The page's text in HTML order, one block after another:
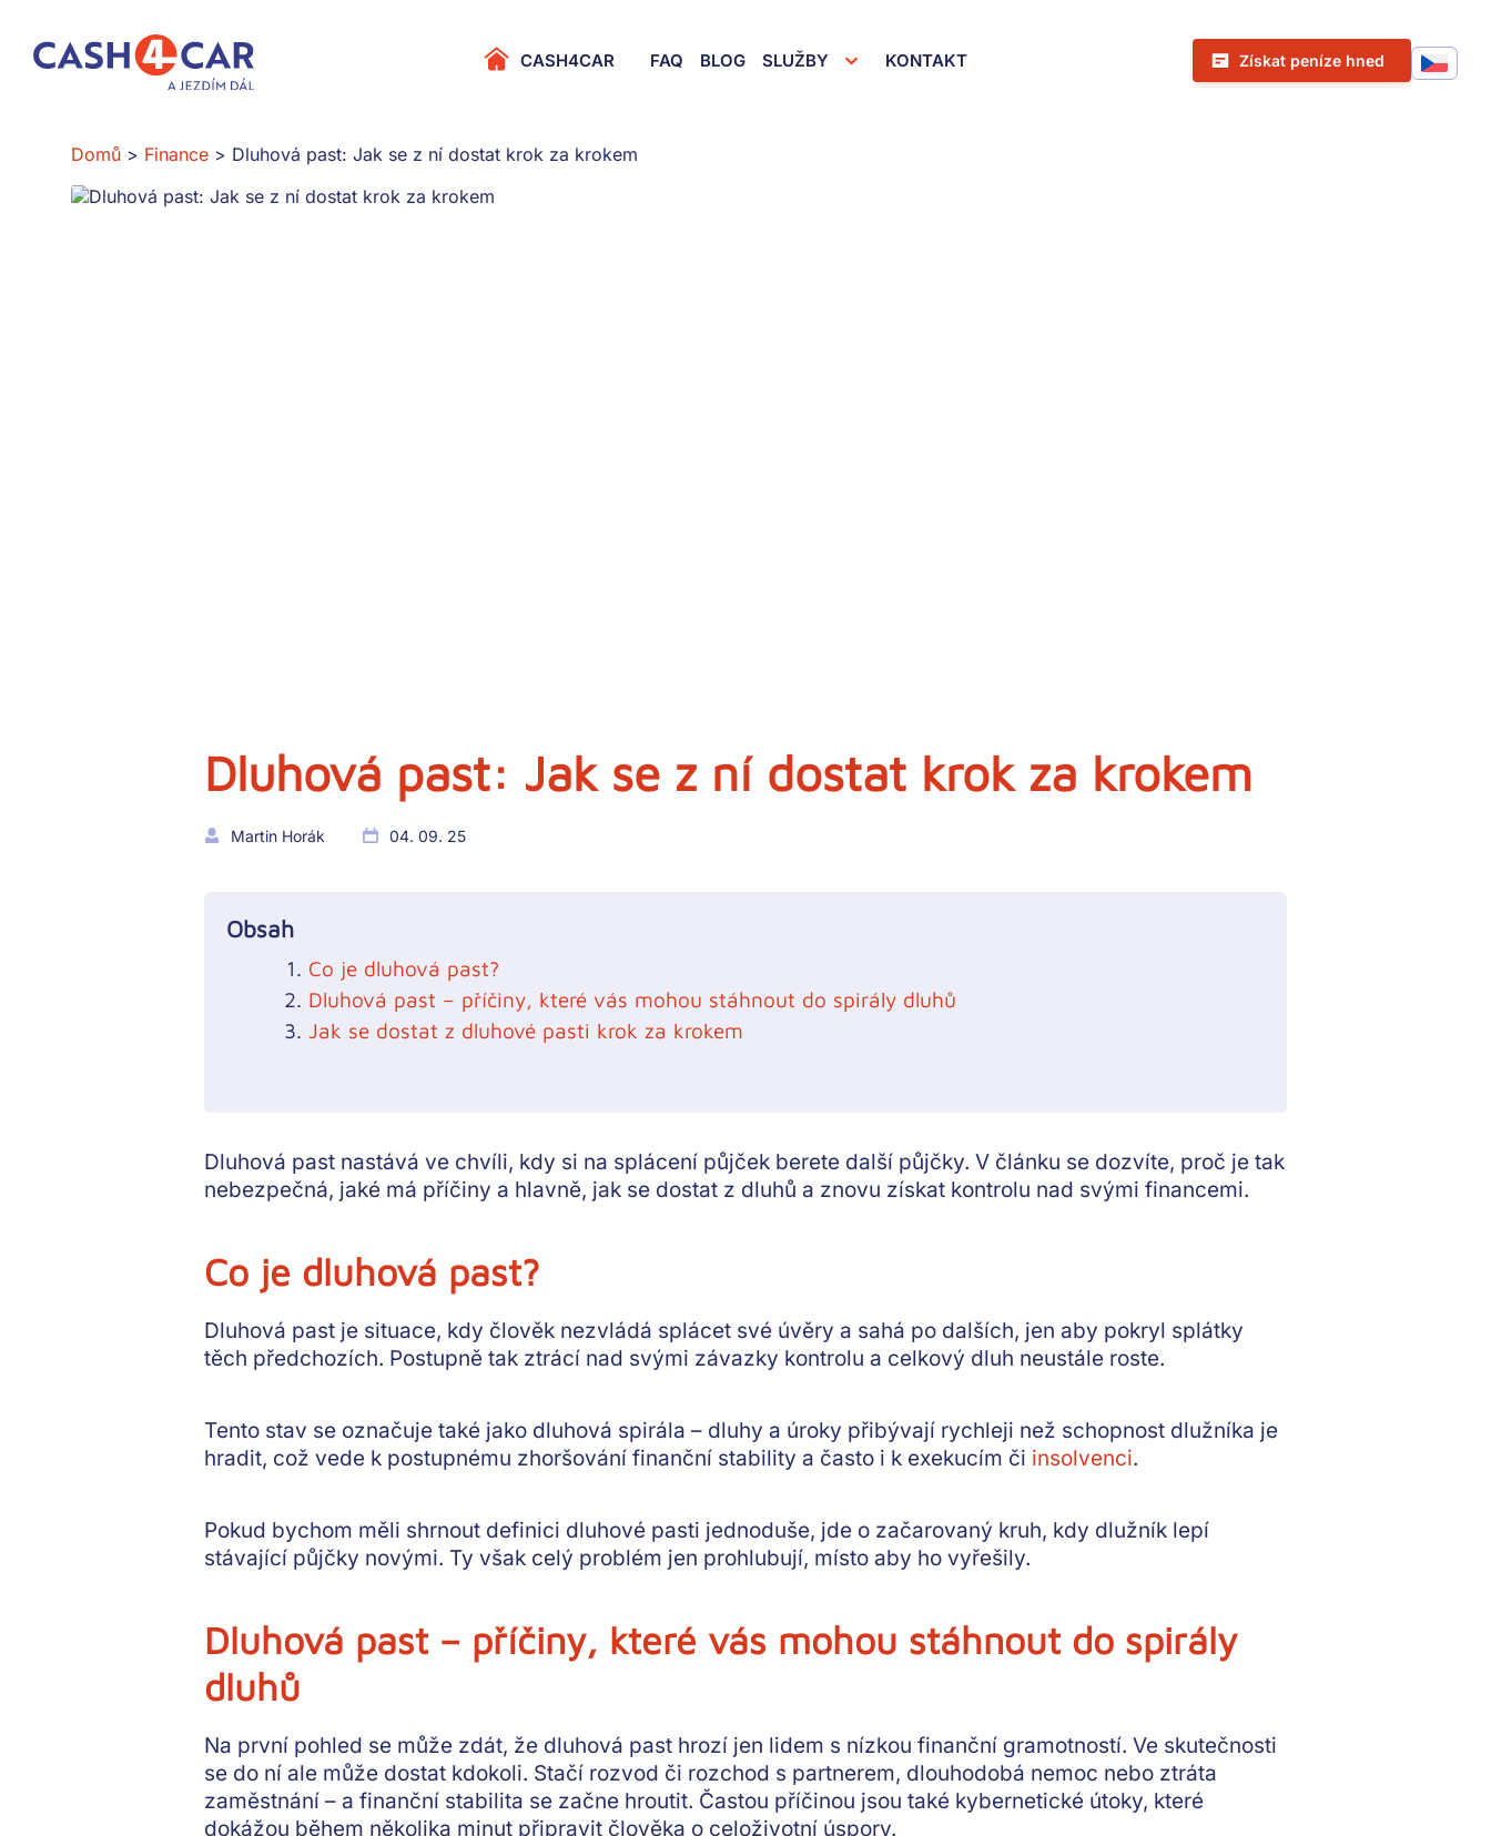
CASH4CAR FAQ BLOG SLUŽBY KONTAKT
Call To Action Menu
Získat peníze hned
Domů Finance Dluhová past: Jak se z ní dostat krok za krokem
Dluhová past: Jak se z ní dostat krok za krokem
Martin Horák 04. 09. 25
Obsah
Co je dluhová past?
Dluhová past – příčiny, které vás mohou stáhnout do spirály dluhů
Jak se dostat z dluhové pasti krok za krokem
Dluhová past nastává ve chvíli, kdy si na splácení půjček berete další půjčky. V článku se dozvíte, proč je tak
nebezpečná, jaké má příčiny a hlavně, jak se dostat z dluhů a znovu získat kontrolu nad svými financemi.
Co je dluhová past?
Dluhová past je situace, kdy člověk nezvládá splácet své úvěry a sahá po dalších, jen aby pokryl splátky
těch předchozích. Postupně tak ztrácí nad svými závazky kontrolu a celkový dluh neustále roste.
Tento stav se označuje také jako dluhová spirála – dluhy a úroky přibývají rychleji než schopnost dlužníka je
hradit, což vede k postupnému zhoršování finanční stability a často i k exekucím či insolvenci.
Pokud bychom měli shrnout definici dluhové pasti jednoduše, jde o začarovaný kruh, kdy dlužník lepí
stávající půjčky novými. Ty však celý problém jen prohlubují, místo aby ho vyřešily.
Dluhová past – příčiny, které vás mohou stáhnout do spirály
dluhů
Na první pohled se může zdát, že dluhová pasthrozí jen lidem s nízkou finanční gramotností. Ve skutečnosti
se do ní ale může dostat kdokoli. Stačí rozvod či rozchod s partnerem, dlouhodobá nemoc nebo ztráta
zaměstnání – a finanční stabilita se začne hroutit. Častou příčinou jsou také kybernetické útoky, které
dokážou během několika minut připravit člověka o celoživotní úspory.